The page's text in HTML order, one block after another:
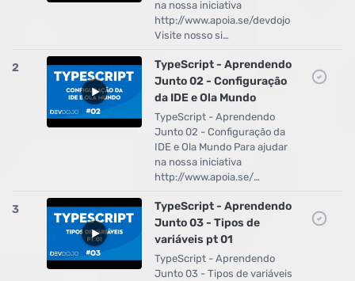
na nossa iniciativa
http://www.apoia.se/devdojo
Visite nosso si…
2
TypeScript - Aprendendo
Junto 02 - Configuração
da IDE e Ola Mundo
TypeScript - Aprendendo
Junto 02 - Configuração da
IDE e Ola Mundo Para ajudar
na nossa iniciativa
http://www.apoia.se/…
3
TypeScript - Aprendendo
Junto 03 - Tipos de
variáveis pt 01
TypeScript - Aprendendo
Junto 03 - Tipos de variáveis